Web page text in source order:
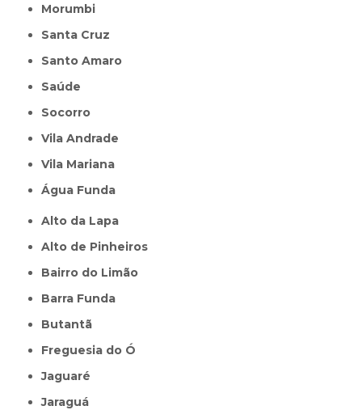
Morumbi
Santa Cruz
Santo Amaro
Saúde
Socorro
Vila Andrade
Vila Mariana
Água Funda
Alto da Lapa
Alto de Pinheiros
Bairro do Limão
Barra Funda
Butantã
Freguesia do Ó
Jaguaré
Jaraguá